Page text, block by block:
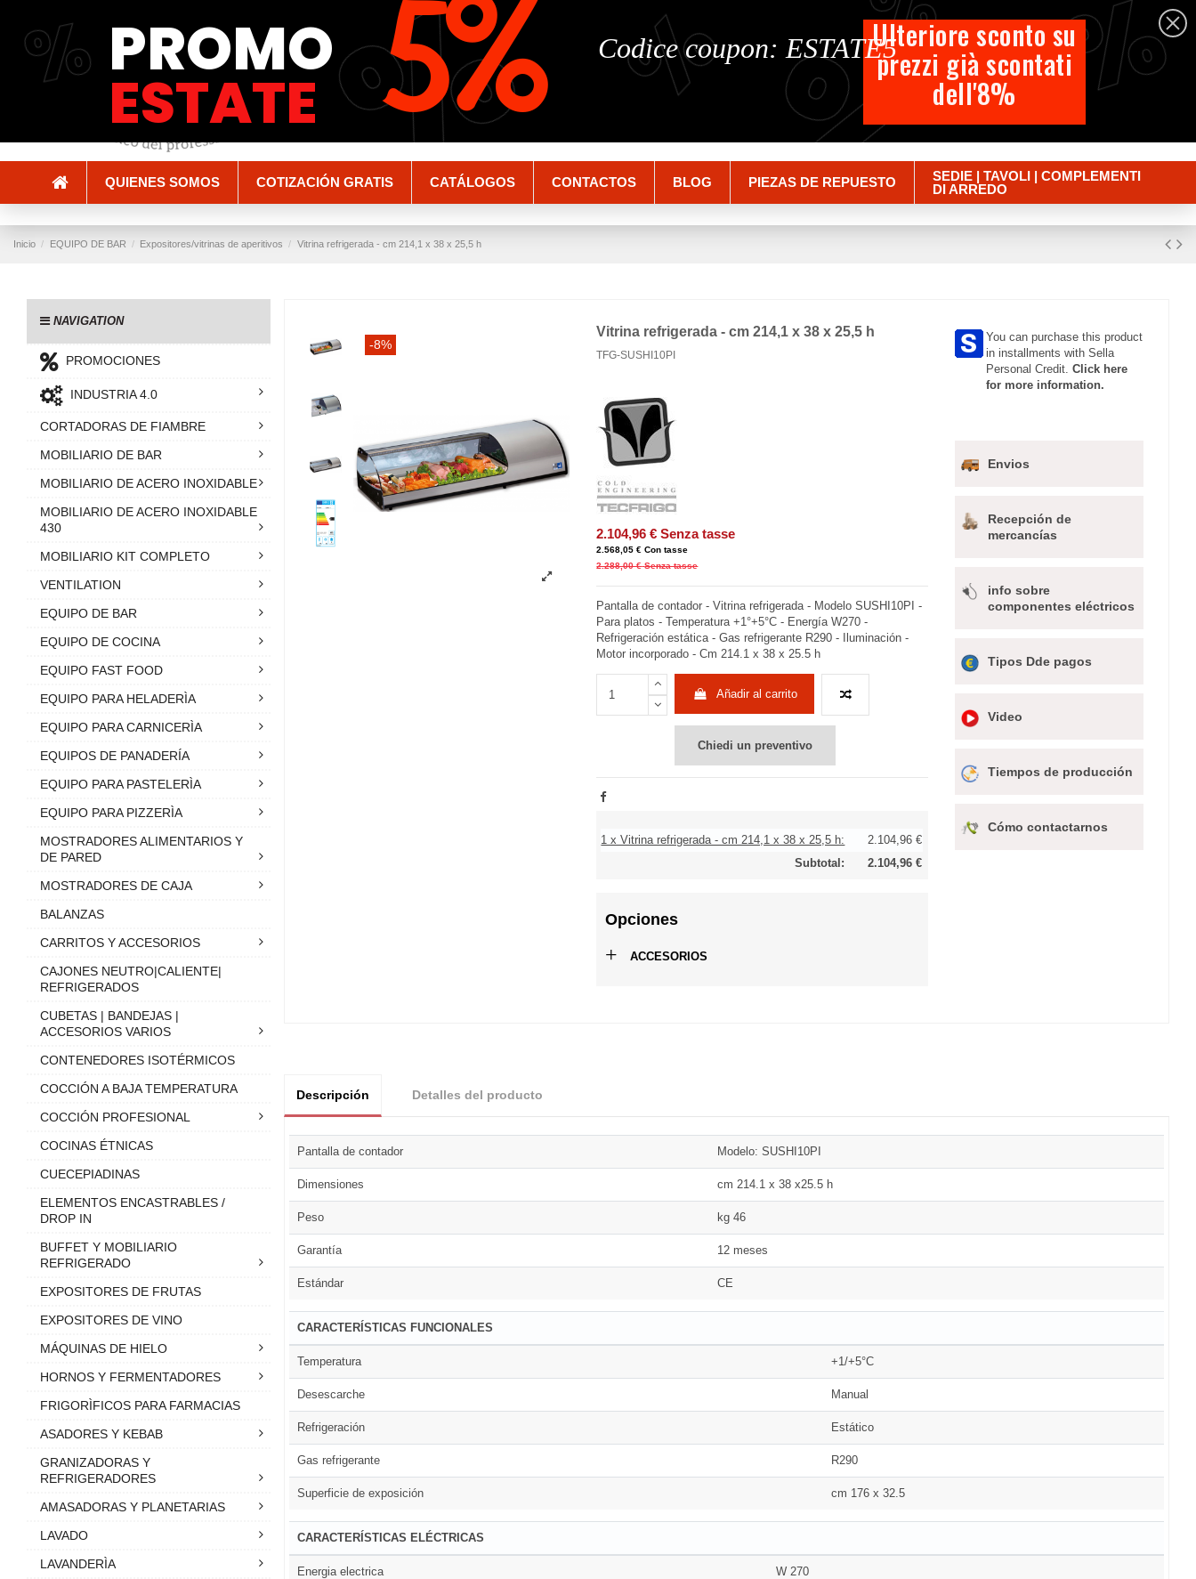
Español
Carrito
QUIENES SOMOS COTIZACIÓN GRATIS CATÁLOGOS CONTACTOS BLOG PIEZAS DE REPUESTO
SEDIE | TAVOLI | COMPLEMENTI
DI ARREDO
Inicio EQUIPO DE BAR Expositores/vitrinas de aperitivos Vitrina refrigerada - cm 214,1 x 38 x 25,5 h
-8%
Vitrina refrigerada - cm 214,1 x 38 x 25,5 h
TFG-SUSHI10PI
2.104,96 € Senza tasse
2.568,05 € Con tasse
2.288,00 € Senza tasse
Pantalla de contador - Vitrina refrigerada - Modelo SUSHI10PI -
Para platos - Temperatura +1°+5°C - Energía W270 -
Refrigeración estática - Gas refrigerante R290 - Iluminación -
Motor incorporado - Cm 214.1 x 38 x 25.5 h
Añadir al carrito
Chiedi un preventivo
1 x Vitrina refrigerada - cm 214,1 x 38 x 25,5 h:
2.104,96 €
Subtotal:
2.104,96 €
Opciones
+ ACCESORIOS
You can purchase this product
in installments with Sella
Personal Credit.Click here
for more information.
Envios
Recepción de
mercancías
info sobre
componentes eléctricos
Tipos Dde pagos
Video
Tiempos de producción
Cómo contactarnos
Descripción Detalles del producto
Pantalla de contador Modelo: SUSHI10PI
Dimensiones cm 214.1 x 38 x25.5 h
Peso kg 46
Garantía 12 meses
Estándar CE
CARACTERÍSTICAS FUNCIONALES
Temperatura +1/+5°C
Desescarche Manual
Refrigeración Estático
Gas refrigerante R290
Superficie de exposición cm 176 x 32.5
CARACTERÍSTICAS ELÉCTRICAS
Energia electrica W 270
NAVIGATION
PROMOCIONES
INDUSTRIA 4.0
CORTADORAS DE FIAMBRE
MOBILIARIO DE BAR
MOBILIARIO DE ACERO INOXIDABLE
MOBILIARIO DE ACERO INOXIDABLE
430
MOBILIARIO KIT COMPLETO
VENTILATION
EQUIPO DE BAR
EQUIPO DE COCINA
EQUIPO FAST FOOD
EQUIPO PARA HELADERÌA
EQUIPO PARA CARNICERÌA
EQUIPOS DE PANADERÍA
EQUIPO PARA PASTELERÌA
EQUIPO PARA PIZZERÌA
MOSTRADORES ALIMENTARIOS Y
DE PARED
MOSTRADORES DE CAJA
BALANZAS
CARRITOS Y ACCESORIOS
CAJONES NEUTRO|CALIENTE|
REFRIGERADOS
CUBETAS | BANDEJAS |
ACCESORIOS VARIOS
CONTENEDORES ISOTÉRMICOS
COCCIÓN A BAJA TEMPERATURA
COCCIÓN PROFESIONAL
COCINAS ÉTNICAS
CUECEPIADINAS
ELEMENTOS ENCASTRABLES /
DROP IN
BUFFET Y MOBILIARIO
REFRIGERADO
EXPOSITORES DE FRUTAS
EXPOSITORES DE VINO
MÁQUINAS DE HIELO
HORNOS Y FERMENTADORES
FRIGORÌFICOS PARA FARMACIAS
ASADORES Y KEBAB
GRANIZADORAS Y
REFRIGERADORES
AMASADORAS Y PLANETARIAS
LAVADO
LAVANDERÌA
%
% %
%
% Ulteriore sconto su
prezzi già scontati
dell'8%
Codice coupon: ESTATE5
PROMO
ESTATE 5%